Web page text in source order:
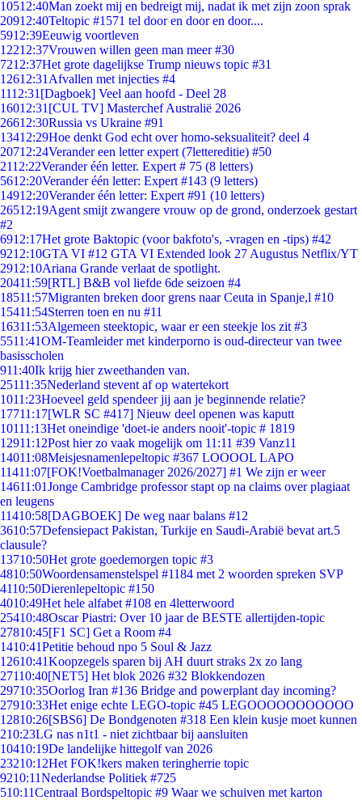
10512:40Man zoekt mij en bedreigt mij, nadat ik met zijn zoon sprak
20912:40Teltopic #1571 tel door en door en door....
5912:39Eeuwig voortleven
12212:37Vrouwen willen geen man meer #30
7212:37Het grote dagelijkse Trump nieuws topic #31
12612:31 Afvallen met injecties #4
1112:31 [Dagboek] Veel aan hoofd - Deel 28
16012:31 [CUL TV] Masterchef Australië 2026
26612:30Russia vs Ukraine #91
13412:29Hoe denkt God echt over homo-seksualiteit? deel 4
20712:24Verander een letter expert (7lettereditie) #50
2112:22Verander één letter. Expert # 75 (8 letters)
5612:20Verander één letter: Expert #143 (9 letters)
14912:20Verander één letter: Expert #91 (10 letters)
26512:19Agent smijt zwangere vrouw op de grond, onderzoek gestart
#2
6912:17Het grote Baktopic (voor bakfoto's, -vragen en -tips) #42
9212:10GTA VI #12 GTA VI Extended look 27 Augustus Netflix/YT
2912:10Ariana Grande verlaat de spotlight.
20411:59[RTL] B&B vol liefde 6de seizoen #4
18511:57Migranten breken door grens naar Ceuta in Spanje,l #10
15411:54Sterren toen en nu #11
16311:53Algemeen steektopic, waar er een steekje los zit #3
5511:41OM-Teamleider met kinderporno is oud-directeur van twee
basisscholen
911:40Ik krijg hier zweethanden van.
25111:35Nederland stevent af op watertekort
1011:23Hoeveel geld spendeer jij aan je beginnende relatie?
17711:17[WLR SC #417] Nieuw deel openen was kaputt
10111:13Het oneindige 'doet-ie anders nooit'-topic # 1819
12911:12Post hier zo vaak mogelijk om 11:11 #39 Vanz11
14011:08Meisjesnamenlepeltopic #367 LOOOOL LAPO
11411:07[FOK!Voetbalmanager 2026/2027] #1 We zijn er weer
14611:01Jonge Cambridge professor stapt op na claims over plagiaat
en leugens
11410:58[DAGBOEK] De weg naar balans #12
3610:57Defensiepact Pakistan, Turkije en Saudi-Arabië bevat art.5
clausule?
13710:50Het grote goedemorgen topic #3
4810:50Woordensamenstelspel #1184 met 2 woorden spreken SVP
4110:50Dierenlepeltopic #150
4010:49Het hele alfabet #108 en 4letterwoord
25410:48Oscar Piastri: Over 10 jaar de BESTE allertijden-topic
27810:45[F1 SC] Get a Room #4
1410:41Petitie behoud npo 5 Soul & Jazz
12610:41Koopzegels sparen bij AH duurt straks 2x zo lang
27110:40[NET5] Het blok 2026 #32 Blokkendozen
29710:35Oorlog Iran #136 Bridge and powerplant day incoming?
27910:33Het enige echte LEGO-topic #45 LEGOOOOOOOOOOO
12810:26[SBS6] De Bondgenoten #318 Een klein kusje moet kunnen
210:23LG nas n1t1 - niet zichtbaar bij aansluiten
10410:19De landelijke hittegolf van 2026
23210:12Het FOK!kers maken teringherrie topic
9210:11Nederlandse Politiek #725
510:11Centraal Bordspeltopic #9 Waar we schuiven met karton